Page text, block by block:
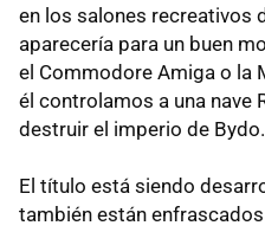
en los salones recreativos
aparecería para un buen
el Commodore Amiga o la
él controlamos a una nave
destruir el imperio de Bydo.
El título está siendo
también están